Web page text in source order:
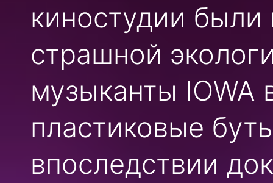
киностудии
страшной
музыканты IOWA
пластиковые
впоследствии